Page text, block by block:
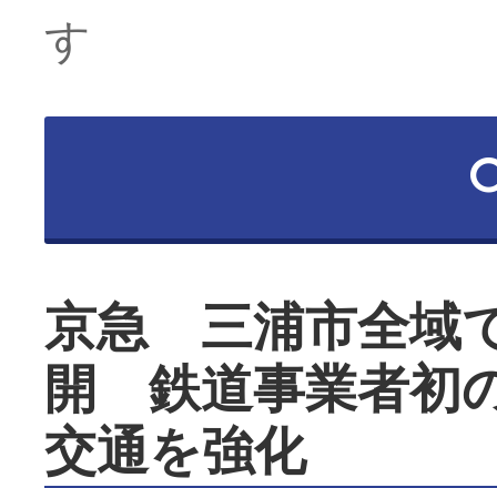
す
京急 三浦市全域
開 鉄道事業者初
交通を強化